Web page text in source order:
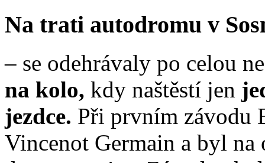
Na trati autodromu v
– se odehrávaly po celou
na kolo, kdy naštěstí jen
jezdce. Při prvním závodu
Vincenot Germain a byl na